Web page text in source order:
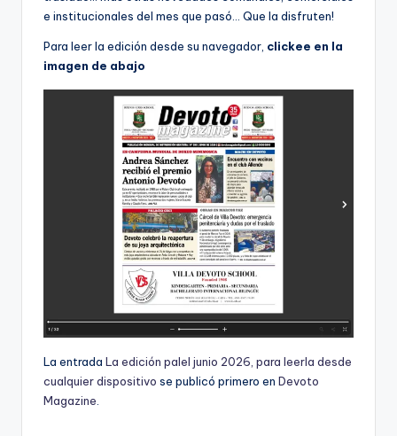
e institucionales del mes que pasó… Que la disfruten!
Para leer la edición desde su navegador, clickee en la
imagen de abajo
La entrada La edición palel junio 2026, para leerla desde
cualquier dispositivo se publicó primero en Devoto
Magazine